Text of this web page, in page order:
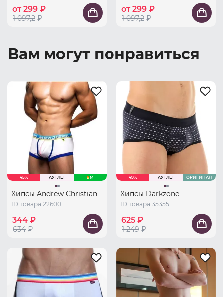
от 299 ₽
1 097,2 ₽
от 299 ₽
1 097,2 ₽
Вам могут понравиться
45% АУТЛЕТ M
Хипсы Andrew Christian
ID товара 22600
344 ₽
634 ₽
49% АУТЛЕТ ОРИГИНАЛ
Хипсы Darkzone
ID товара 35355
625 ₽
1 249 ₽